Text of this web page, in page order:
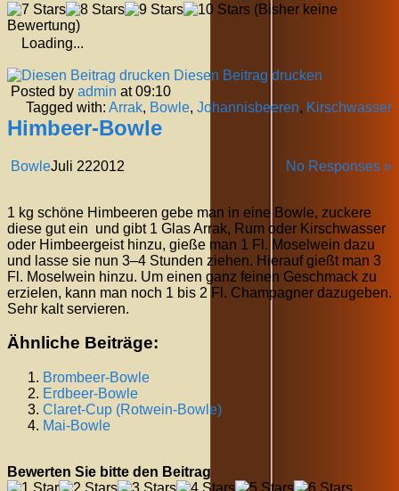
(Bisher keine
Bewertung)
Loading...
Diesen Beitrag drucken
Posted by admin at 09:10
Tagged with: Arrak, Bowle, Johannisbeeren, Kirschwasser
Himbeer-Bowle
Bowle No Responses »
Juli 222012
1 kg schöne Himbeeren gebe man in eine Bowle, zuckere
diese gut ein und gibt 1 Glas Arrak, Rum oder Kirschwasser
oder Himbeergeist hinzu, gieße man 1 Fl. Moselwein dazu
und lasse sie nun 3–4 Stunden ziehen. Hierauf gießt man 3
Fl. Moselwein hinzu. Um einen ganz feinen Geschmack zu
erzielen, kann man noch 1 bis 2 Fl. Champagner dazugeben.
Sehr kalt servieren.
Ähnliche Beiträge:
Brombeer-Bowle
Erdbeer-Bowle
Claret-Cup (Rotwein-Bowle)
Mai-Bowle
Bewerten Sie bitte den Beitrag